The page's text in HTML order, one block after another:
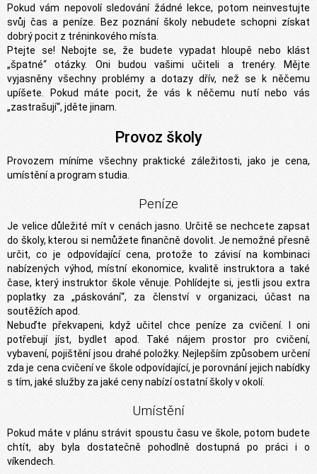
Pokud vám nepovolí sledování žádné lekce, potom neinvestujte
svůj čas a peníze. Bez poznání školy nebudete schopni získat
dobrý pocit z tréninkového místa.
Ptejte se! Nebojte se, že budete vypadat hloupě nebo klást
„špatné“ otázky. Oni budou vašimi učiteli a trenéry. Mějte
vyjasněny všechny problémy a dotazy dřív, než se k něčemu
upíšete. Pokud máte pocit, že vás k něčemu nutí nebo vás
„zastrašují“, jděte jinam.
Provoz školy
Provozem míníme všechny praktické záležitosti, jako je cena,
umístění a program studia.
Peníze
Je velice důležité mít v cenách jasno. Určitě se nechcete zapsat
do školy, kterou si nemůžete finančně dovolit. Je nemožné přesně
určit, co je odpovídající cena, protože to závisí na kombinaci
nabízených výhod, místní ekonomice, kvalitě instruktora a také
čase, který instruktor škole věnuje. Pohlídejte si, jestli jsou extra
poplatky za „páskování“, za členství v organizaci, účast na
soutěžích apod.
Nebuďte překvapeni, když učitel chce peníze za cvičení. I oni
potřebují jíst, bydlet apod. Také nájem prostor pro cvičení,
vybavení, pojištění jsou drahé položky. Nejlepším způsobem určení
zda je cena cvičení ve škole odpovídající, je porovnání jejich nabídky
s tím, jaké služby za jaké ceny nabízí ostatní školy v okolí.
Umístění
Pokud máte v plánu strávit spoustu času ve škole, potom budete
chtít, aby byla dostatečně pohodlně dostupná po práci i o
víkendech.